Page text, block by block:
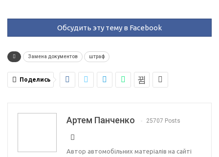
Обсудить эту тему в Facebook
Замена документов штраф
Поделись
Артем Панченко 25707 Posts
Автор автомобільних матеріалів на сайті